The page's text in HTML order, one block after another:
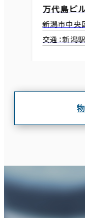
万代島ビ
新潟市中央
交通：新